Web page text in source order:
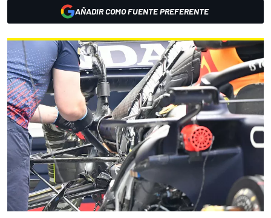
AÑADIR COMO FUENTE PREFERENTE